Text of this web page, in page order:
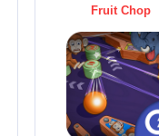
Fruit Chop